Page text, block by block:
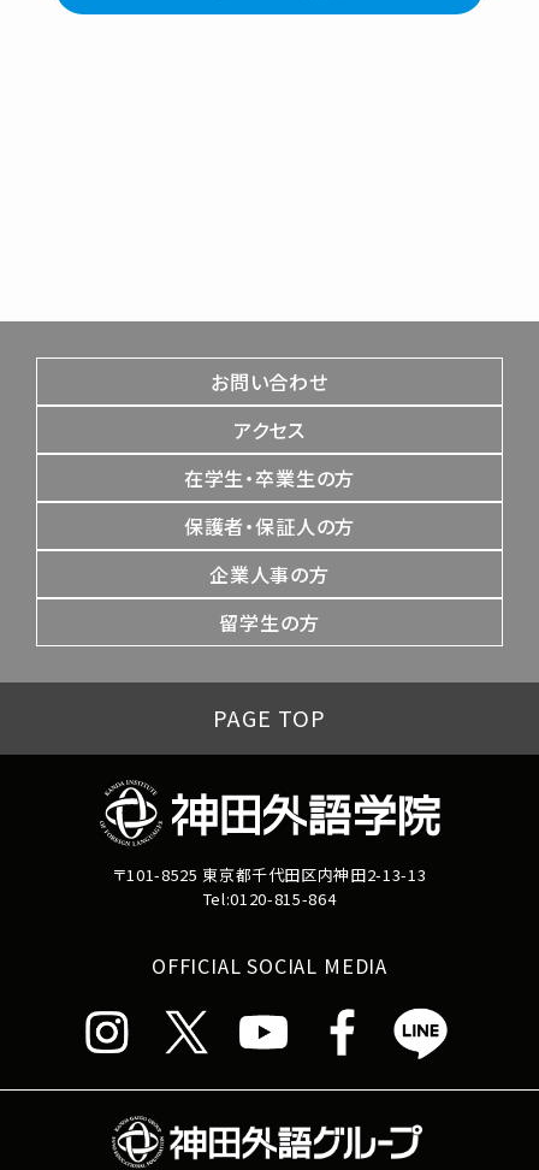
お問い合わせ
アクセス
在学生・卒業生の方
保護者・保証人の方
企業人事の方
留学生の方
PAGE TOP
〒101-8525 東京都千代田区内神田2-13-13
Tel:0120-815-864
OFFICIAL SOCIAL MEDIA